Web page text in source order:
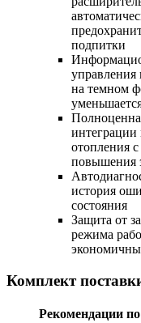
подпитки
на темном
отопления
повышения
история
состояния
Защита от
режима
Комплект
Рекомендации